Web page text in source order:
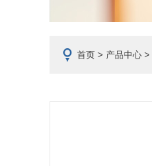
首页 > 产品中心 >